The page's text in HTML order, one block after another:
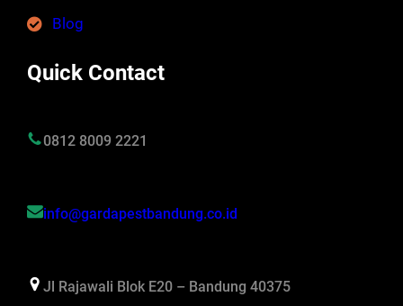
Blog
Quick Contact
0812 8009 2221
info@gardapestbandung.co.id
Jl Rajawali Blok E20 – Bandung 40375